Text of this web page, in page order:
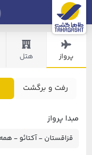
پرواز هتل
رفت و برگشت
مبدا پرواز